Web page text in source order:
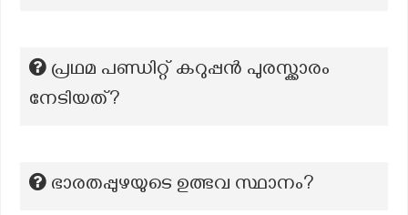
പ്രഥമ പണ്ഡിറ്റ് കറുപ്പൻ പുരസ്ക്കാരം
നേടിയത്?
ഭാരതപ്പുഴയുടെ ഉത്ഭവ സ്ഥാനം?